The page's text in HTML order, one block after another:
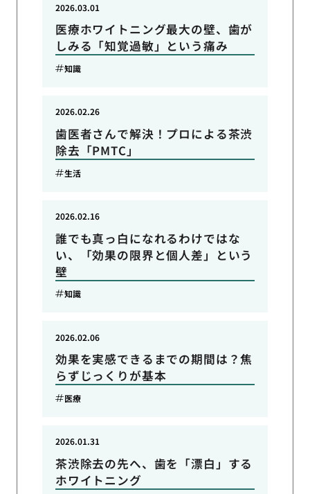
医療ホワイトニング最大の壁、歯が
しみる「知覚過敏」という痛み
2026.03.01
知識
歯医者さんで解決！プロによる茶渋
除去「PMTC」
2026.02.26
生活
誰でも真っ白になれるわけではな
い、「効果の限界と個人差」という
壁
2026.02.16
知識
効果を実感できるまでの期間は？焦
らずじっくりが基本
2026.02.06
医療
茶渋除去の先へ、歯を「漂白」する
ホワイトニング
2026.01.31